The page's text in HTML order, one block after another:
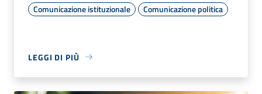
Comunicazione istituzionale
Comunicazione politica
LEGGI DI PIÙ